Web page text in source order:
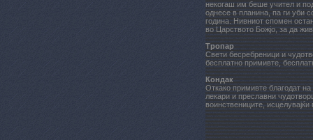
некогаш им беше учител и
однесе в планина, па ги уби
година. Нивниот спомен
во Царството Божјо, за да
Тропар
Свети бесребреници и
бесплатно примивте,
Кондак
Откако примивте благодат
лекари и преславни
воинствениците, исцелувајќи